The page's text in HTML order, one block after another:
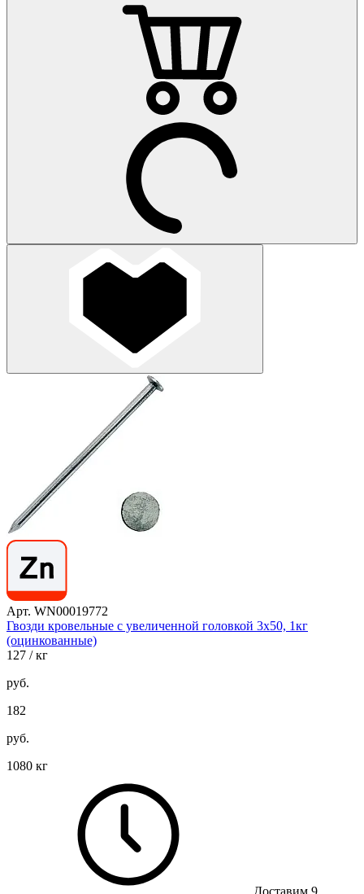
Арт. WN00019772
Гвозди кровельные с увеличенной головкой 3х50, 1кг
(оцинкованные)
127 / кг
руб.
182
руб.
1080 кг
Доставим 9